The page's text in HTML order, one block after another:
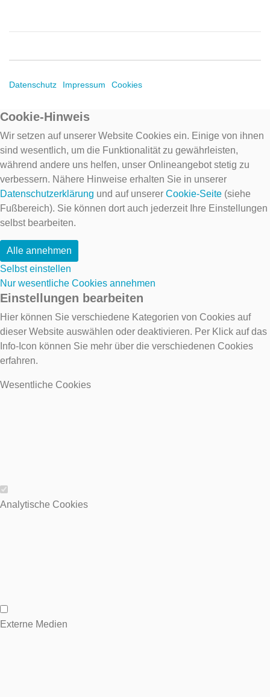
Datenschutz Impressum Cookies
Cookie-Hinweis
Wir setzen auf unserer Website Cookies ein. Einige von ihnen
sind wesentlich, um die Funktionalität zu gewährleisten,
während andere uns helfen, unser Onlineangebot stetig zu
verbessern. Nähere Hinweise erhalten Sie in unserer
Datenschutzerklärung und auf unserer Cookie-Seite (siehe
Fußbereich). Sie können dort auch jederzeit Ihre Einstellungen
selbst bearbeiten.
Alle annehmen
Selbst einstellen
Nur wesentliche Cookies annehmen
Einstellungen bearbeiten
Hier können Sie verschiedene Kategorien von Cookies auf
dieser Website auswählen oder deaktivieren. Per Klick auf das
Info-Icon können Sie mehr über die verschiedenen Cookies
erfahren.
Wesentliche Cookies
Wesentliche Cookies
Analytische Cookies
Analytische Cookies
Externe Medien